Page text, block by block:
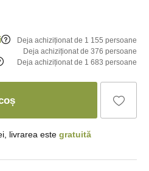
Deja achiziționat de 1 155 persoane
Deja achiziționat de 376 persoane
Deja achiziționat de 1 683 persoane
livrarea este gratuită